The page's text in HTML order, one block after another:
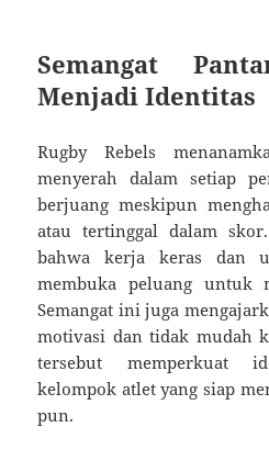
Semangat
Menjadi Identitas
Rugby Rebels
menyerah dalam setiap
berjuang meskipun
atau tertinggal dalam
bahwa kerja keras dan
membuka peluang untuk
Semangat ini juga
motivasi dan tidak mudah
tersebut memperkuat
kelompok atlet yang siap
pun.